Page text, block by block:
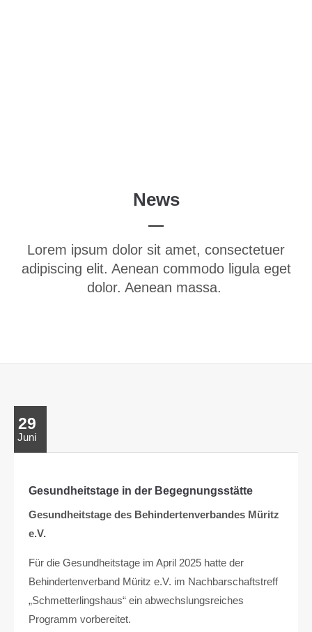
Register| Lost your password?
Support
Get in touch
Cybersteel Inc.
376-293 City Road, Suite 600
+44 1234 567 890
News
Lorem ipsum dolor sit amet, consectetuer
adipiscing elit. Aenean commodo ligula eget
dolor. Aenean massa.
29
Juni
Gesundheitstage in der Begegnungsstätte
Gesundheitstage des Behindertenverbandes Müritz
e.V.
Für die Gesundheitstage im April 2025 hatte der
Behindertenverband Müritz e.V. im Nachbarschaftstreff
„Schmetterlingshaus“ ein abwechslungsreiches
Programm vorbereitet.